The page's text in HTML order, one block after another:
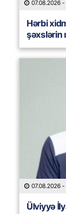
07.08.2026 -
Hərbi
şəxslərin
07.08.2026 -
Ülviyyə